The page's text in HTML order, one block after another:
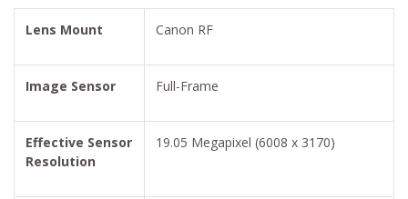
Lens Mount Canon RF
Image Sensor Full-Frame
Effective Sensor
Resolution
19.05 Megapixel (6008 x 3170)